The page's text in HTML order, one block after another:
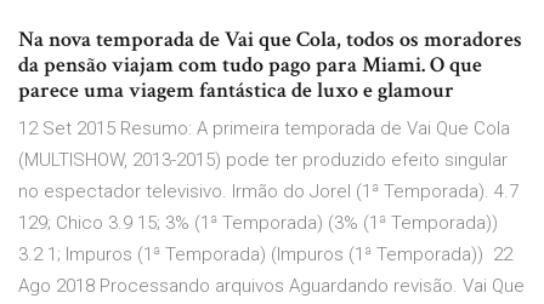
Na nova temporada de Vai que Cola, todos os moradores
da pensão viajam com tudo pago para Miami. O que
parece uma viagem fantástica de luxo e glamour
12 Set 2015 Resumo: A primeira temporada de Vai Que Cola
(MULTISHOW, 2013-2015) pode ter produzido efeito singular
no espectador televisivo. Irmão do Jorel (1ª Temporada). 4.7
129; Chico 3.9 15; 3% (1ª Temporada) (3% (1ª Temporada))
3.2 1; Impuros (1ª Temporada) (Impuros (1ª Temporada)) 22
Ago 2018 Processando arquivos Aguardando revisão. Vai Que